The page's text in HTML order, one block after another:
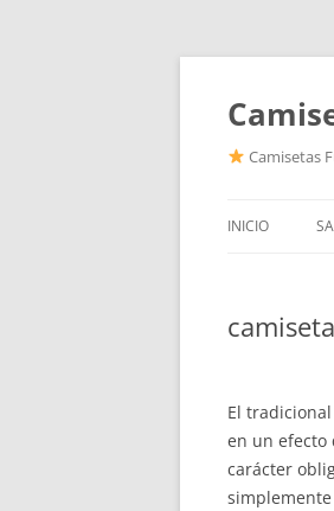
Camisetas
INICIO
El
en un efecto
carácter